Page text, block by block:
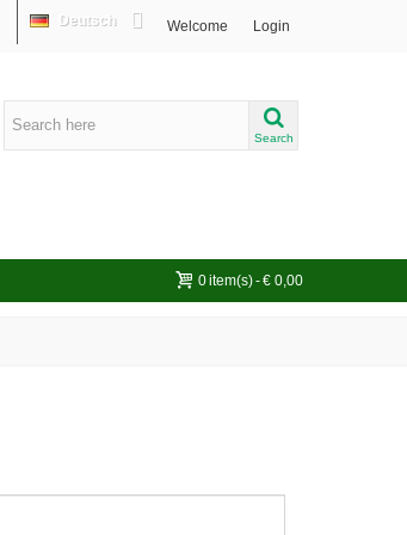
Welcome Login
Deutsch
Search
0item(s)-€ 0,00